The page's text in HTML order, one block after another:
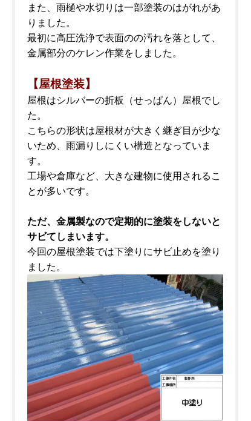
また、雨樋や水切りは一部塗装のはがれがあ
りました。
最初に高圧洗浄で表面のの汚れを落として、
金属部分のケレン作業をしました。
【屋根塗装】
屋根はシルバーの折板（せっぱん）屋根でし
た。
こちらの形状は屋根材が大きく継ぎ目が少な
いため、雨漏りしにくい構造となっていま
す。
工場や倉庫など、大きな建物に使用されるこ
とが多いです。
ただ、金属製なので定期的に塗装をしないと
サビてしまいます。
今回の屋根塗装では下塗りにサビ止めを塗り
ました。